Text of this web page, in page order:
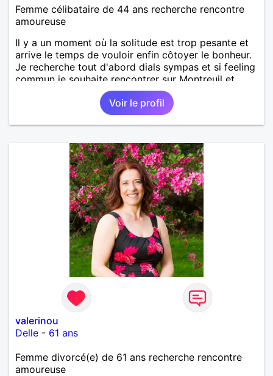
Femme célibataire de 44 ans recherche rencontre
amoureuse
Il y a un moment où la solitude est trop pesante et
arrive le temps de vouloir enfin côtoyer le bonheur.
Je recherche tout d'abord dials sympas et si feeling
commun je souhaite rencontrer sur Montreuil et
secteur alentours, pourquoi pas.
Voir le profil
valerinou
Delle - 61 ans
Femme divorcé(e) de 61 ans recherche rencontre
amoureuse